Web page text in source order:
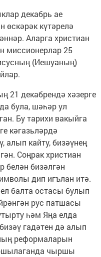
декабрь ае
өскәрәк күтәрелә
Аларга христиан
миссионерлар 25
(Иешуаның)
21 декабрендә хәзерге
була, шәһәр ул
Бу тарихи вакыйга
кәгазьләрдә
кайту, бизәүнең
Соңрак христиан
белән бизәлгән
дип игълан итә.
балта остасы булып
рус патшасы
һәм Яңа елда
гадәтен дә алып
реформаларын
чыршы